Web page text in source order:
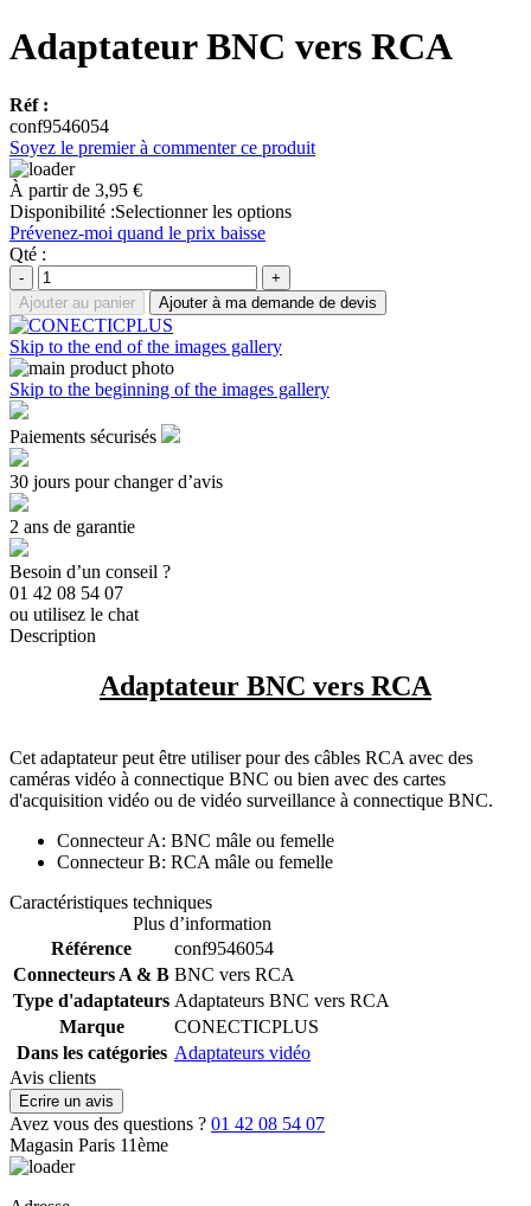
Adaptateur BNC vers RCA
Réf :
conf9546054
Soyez le premier à commenter ce produit
À partir de 3,95 €
Disponibilité :Selectionner les options
Prévenez-moi quand le prix baisse
Qté :
-
+
Ajouter au panier
Ajouter à ma demande de devis
Skip to the end of the images gallery
Skip to the beginning of the images gallery
Paiements sécurisés
30 jours pour changer d’avis
2 ans de garantie
Besoin d’un conseil ?
01 42 08 54 07
ou utilisez le chat
Description
Adaptateur BNC vers RCA
Cet adaptateur peut être utiliser pour des câbles RCA avec des
caméras vidéo à connectique BNC ou bien avec des cartes
d'acquisition vidéo ou de vidéo surveillance à connectique BNC.
Connecteur A: BNC mâle ou femelle
Connecteur B: RCA mâle ou femelle
Caractéristiques techniques
Plus d’information
Référence
conf9546054
Connecteurs A & B BNC vers RCA
Type d'adaptateurs Adaptateurs BNC vers RCA
Marque
CONECTICPLUS
Dans les catégories Adaptateurs vidéo
Avis clients
Ecrire un avis
Avez vous des questions ? 01 42 08 54 07
Magasin Paris 11ème